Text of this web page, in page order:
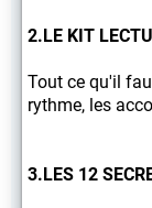
2.LE KIT
Tout ce qu'il
rythme, les
3.LES 12